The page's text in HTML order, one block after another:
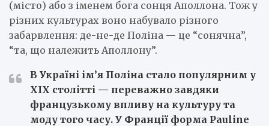
(місто) або з іменем бога сонця Аполлона. Тож у
різних культурах воно набувало різного
забарвлення: де-не-де Поліна — це “сонячна”,
“та, що належить Аполлону”.
В Україні ім’я Поліна стало популярним у
XIX столітті — переважно завдяки
французькому впливу на культуру та
моду того часу. У Франції форма Pauline